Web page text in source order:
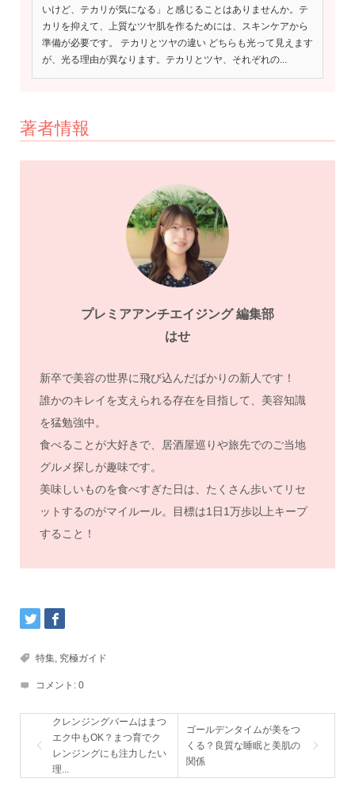
いけど、テカリが気になる」と感じることはありませんか。テ
カリを抑えて、上質なツヤ肌を作るためには、スキンケアから
準備が必要です。 テカリとツヤの違い どちらも光って見えます
が、光る理由が異なります。テカリとツヤ、それぞれの...
著者情報
プレミアアンチエイジング 編集部
はせ
新卒で美容の世界に飛び込んだばかりの新人です！
誰かのキレイを支えられる存在を目指して、美容知識
を猛勉強中。
食べることが大好きで、居酒屋巡りや旅先でのご当地
グルメ探しが趣味です。
美味しいものを食べすぎた日は、たくさん歩いてリセ
ットするのがマイルール。目標は1日1万歩以上キープ
すること！
特集, 究極ガイド
コメント: 0
クレンジングバームはまつ
エク中もOK？まつ育でク
レンジングにも注力したい
理...
ゴールデンタイムが美をつ
くる？良質な睡眠と美肌の
関係